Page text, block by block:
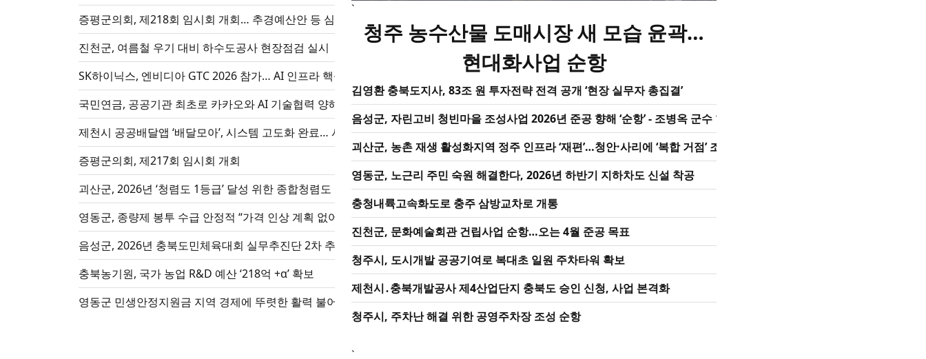
증평군의회, 제218회 임시회 개회… 추경예산안 등 심의
진천군, 여름철 우기 대비 하수도공사 현장점검 실시
SK하이닉스, 엔비디아 GTC 2026 참가… AI 인프라 핵심 '메모리 경쟁력' 선보인…
국민연금, 공공기관 최초로 카카오와 AI 기술협력 양해각서 체결
제천시 공공배달앱 ‘배달모아’, 시스템 고도화 완료… 사용자 편의 대폭 향상
증평군의회, 제217회 임시회 개회
괴산군, 2026년 ‘청렴도 1등급’ 달성 위한 종합청렴도 향상 추진계획 본격 가동
영동군, 종량제 봉투 수급 안정적 “가격 인상 계획 없어”
음성군, 2026년 충북도민체육대회 실무추진단 2차 추진 상황 보고회 개최
충북농기원, 국가 농업 R&D 예산 ‘218억 +α’ 확보
영동군 민생안정지원금 지역 경제에 뚜렷한 활력 불어넣어
`
청주 농수산물 도매시장 새 모습 윤곽…
현대화사업 순항
김영환 충북도지사, 83조 원 투자전략 전격 공개 ‘현장 실무자 총집결’
음성군, 자린고비 청빈마을 조성사업 2026년 준공 향해 ‘순항’ - 조병옥 군수 현장 방…
괴산군, 농촌 재생 활성화지역 정주 인프라 ‘재편’…청안·사리에 ‘복합 거점’ 조성
영동군, 노근리 주민 숙원 해결한다, 2026년 하반기 지하차도 신설 착공
충청내륙고속화도로 충주 삼방교차로 개통
진천군, 문화예술회관 건립사업 순항…오는 4월 준공 목표
청주시, 도시개발 공공기여로 복대초 일원 주차타워 확보
제천시․충북개발공사 제4산업단지 충북도 승인 신청, 사업 본격화
청주시, 주차난 해결 위한 공영주차장 조성 순항
`